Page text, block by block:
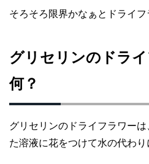
そろそろ限界かなぁとドライフ
グリセリンのドラ
何？
グリセリンのドライフラワー
た溶液に花をつけて水の代わり